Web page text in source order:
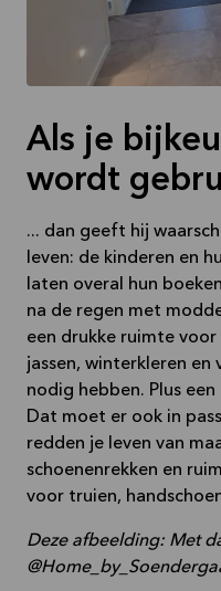
Als je
wordt
... dan geeft hij
leven: de kinderen en
laten overal hun
na de regen met
een drukke ruimte
jassen, winterkleren en
nodig hebben. Plus
Dat moet er ook in
redden je leven van
schoenenrekken en
voor truien,
Deze afbeelding: Met